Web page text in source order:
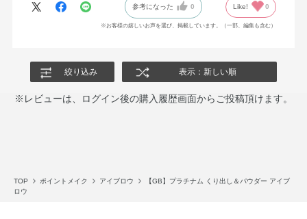
今回その店で販売がなくなり、探していた時
見つけて２本買いました
由なシステムにして欲しい！
参考になった 0 Like! 0
※お客様の嬉しいお声を選び、掲載しています。（一部、編集も含む）
絞り込み 表示：新しい順
※レビューは、ログイン後の購入履歴画面からご投稿頂けます。
TOP ポイントメイク アイブロウ
【GB】プラチナム くり出し＆パウダー アイブ
ロウ